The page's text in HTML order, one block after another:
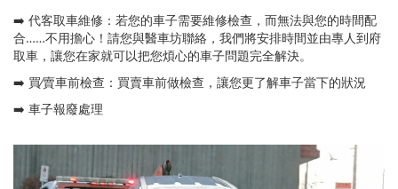
➡️ 代客取車維修：若您的車子需要維修檢查，而無法與您的時間配
合……不用擔心！請您與醫車坊聯絡，我們將安排時間並由專人到府
取車，讓您在家就可以把您煩心的車子問題完全解決。
➡️ 買∕賣車前檢查：買賣車前做檢查，讓您更了解車子當下的狀況
➡️ 車子報廢處理